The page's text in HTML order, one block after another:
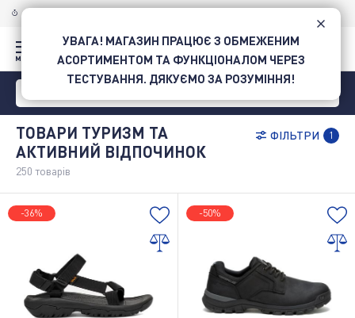
ДОСТАВКА ПО УКРАЇНІ
ТОВАРИ ТУРИЗМ ТА
АКТИВНИЙ ВІДПОЧИНОК
250 товарів
ФІЛЬТРИ 1
-36% -50%
УВАГА! МАГАЗИН ПРАЦЮЄ З ОБМЕЖЕНИМ
АСОРТИМЕНТОМ ТА ФУНКЦІОНАЛОМ ЧЕРЕЗ
ТЕСТУВАННЯ. ДЯКУЄМО ЗА РОЗУМІННЯ!